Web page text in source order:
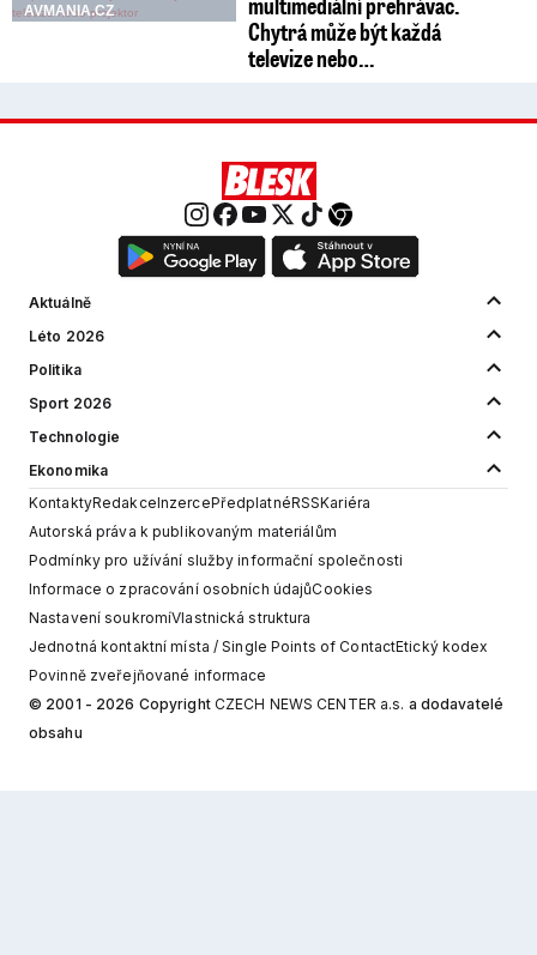
AVMANIA.CZ
Chytrá může být každá
televize nebo…
Aktuálně
Léto 2026
Politika
Sport 2026
Technologie
Ekonomika
KontaktyRedakceInzercePředplatnéRSSKariéra
Autorská práva k publikovaným materiálům
Podmínky pro užívání služby informační společnosti
Informace o zpracování osobních údajůCookies
Nastavení soukromíVlastnická struktura
Jednotná kontaktní místa / Single Points of ContactEtický kodex
Povinně zveřejňované informace
© 2001 - 2026 Copyright CZECH NEWS CENTER a.s. a dodavatelé
obsahu